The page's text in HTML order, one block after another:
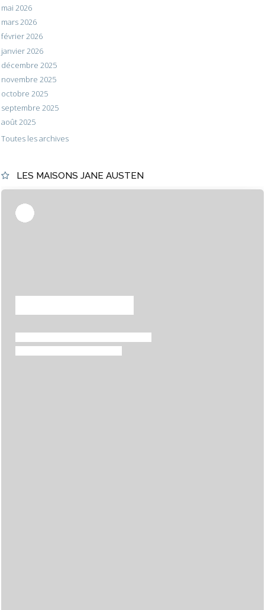
mai 2026
mars 2026
février 2026
janvier 2026
décembre 2025
novembre 2025
octobre 2025
septembre 2025
août 2025
Toutes les archives
LES MAISONS JANE AUSTEN